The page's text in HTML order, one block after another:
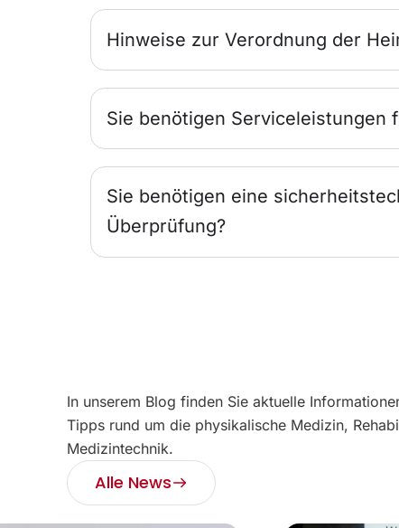
Hinweise zur Verordnung der
Sie benötigen Serviceleistungen
Sie benötigen eine
Überprüfung?
In unserem Blog finden Sie aktuelle
Tipps rund um die physikalische Medizin,
Medizintechnik.
Alle News